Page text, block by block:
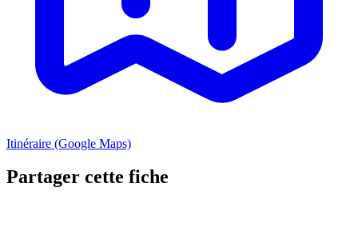
Itinéraire (Google Maps)
Partager cette fiche